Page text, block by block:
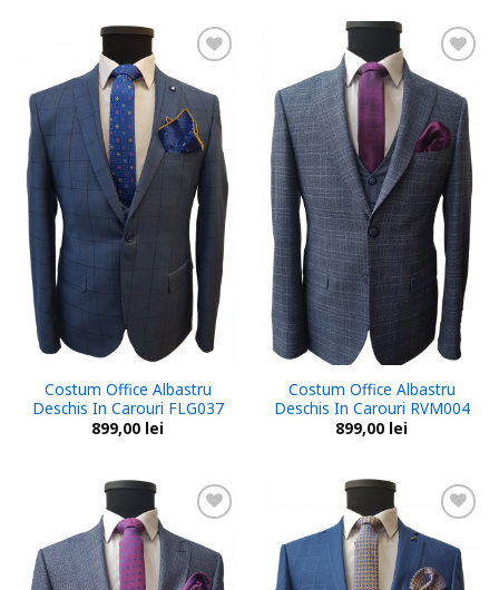
wishlist
Costum Office Albastru
Deschis In Carouri FLG037
899,00 lei
Add to
wishlist
Costum Office Albastru
Deschis In Carouri RVM004
899,00 lei
wishlist
Add to
wishlist